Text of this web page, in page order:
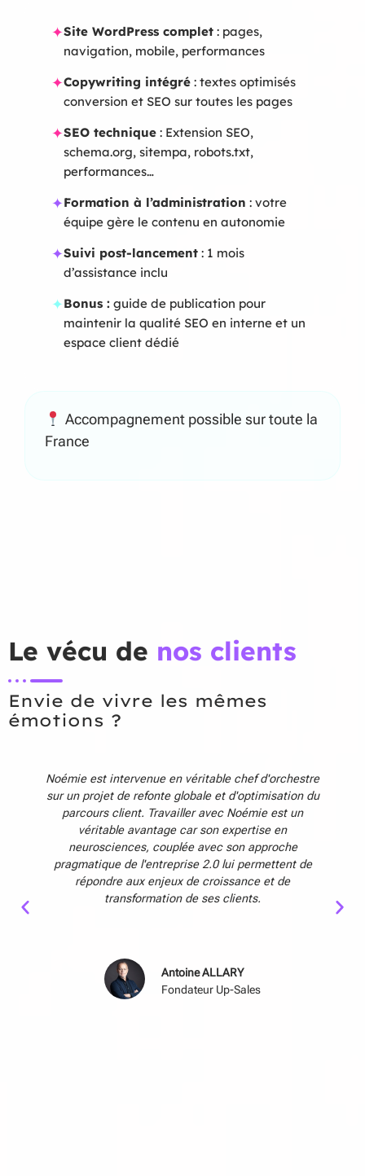
✦Site WordPress complet : pages,
navigation, mobile, performances
✦Copywriting intégré : textes optimisés
conversion et SEO sur toutes les pages
✦SEO technique : Extension SEO,
schema.org, sitempa, robots.txt,
performances…
✦Formation à l’administration : votre
équipe gère le contenu en autonomie
✦Suivi post-lancement : 1 mois
d’assistance inclu
✦Bonus : guide de publication pour
maintenir la qualité SEO en interne et un
espace client dédié
Accompagnement possible sur toute la
France
Le vécu de nos clients
Envie de vivre les mêmes
émotions ?
Noémie est intervenue en véritable chef d'orchestre
sur un projet de refonte globale et d'optimisation du
parcours client. Travailler avec Noémie est un
véritable avantage car son expertise en
neurosciences, couplée avec son approche
pragmatique de l'entreprise 2.0 lui permettent de
répondre aux enjeux de croissance et de
transformation de ses clients.
Antoine ALLARY
Fondateur Up-Sales